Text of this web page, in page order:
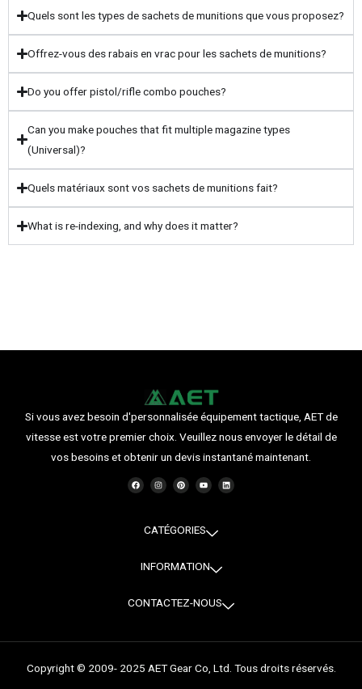
Quels sont les types de sachets de munitions que vous proposez?
Offrez-vous des rabais en vrac pour les sachets de munitions?
Do you offer pistol/rifle combo pouches?
Can you make pouches that fit multiple magazine types
(Universal)?
Quels matériaux sont vos sachets de munitions fait?
What is re-indexing, and why does it matter?
Si vous avez besoin d'personnalisée équipement tactique, AET de
vitesse est votre premier choix. Veuillez nous envoyer le détail de
vos besoins et obtenir un devis instantané maintenant.
F
a
c
I
n
s
r
a
P
i
n
e
s
Y
o
u
e
L
i
n
CATÉGORIES
INFORMATION
CONTACTEZ-NOUS
Copyright © 2009- 2025 AET Gear Co, Ltd. Tous droits réservés.